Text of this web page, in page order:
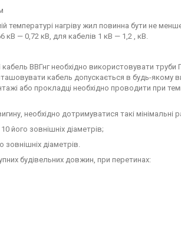
температурі нагріву жил повинна бути не
кВ — 0,72 кВ, для кабелів 1 кВ — 1,2 , кВ.
кабель ВВГнг необхідно використовувати
кабель допускається в будь-якому
або прокладці необхідно проводити при
необхідно дотримуватися такі мінімальні
його зовнішніх діаметрів;
діаметрів.
будівельних довжин, при перетинах: